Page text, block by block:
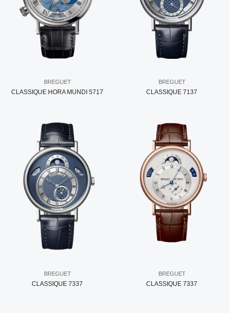
BREGUET
CLASSIQUE HORA MUNDI 5717
BREGUET
CLASSIQUE 7137
BREGUET
CLASSIQUE 7337
BREGUET
CLASSIQUE 7337